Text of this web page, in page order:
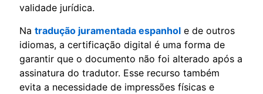
validade jurídica.
Na tradução juramentada espanhol e de outros
idiomas, a certificação digital é uma forma de
garantir que o documento não foi alterado após a
assinatura do tradutor. Esse recurso também
evita a necessidade de impressões físicas e